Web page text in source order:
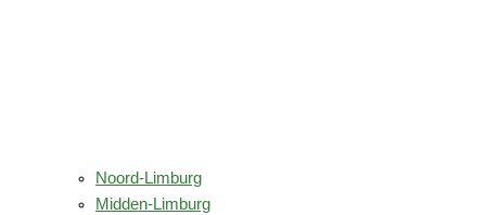
Noord-Limburg
Midden-Limburg